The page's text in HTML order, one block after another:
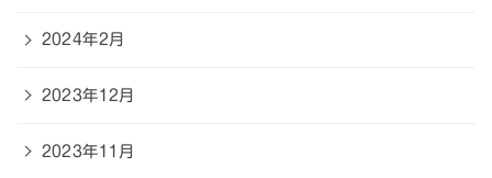
2024年2月
2023年12月
2023年11月